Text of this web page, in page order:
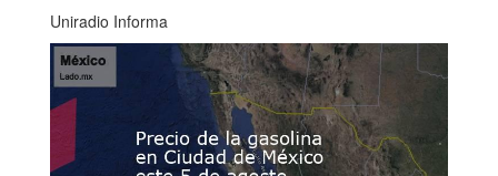
Uniradio Informa